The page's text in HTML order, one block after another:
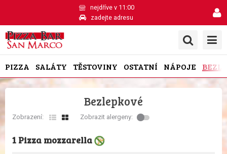
nejdříve v 11:00
zadejte adresu
PIZZA SALÁTY TĚSTOVINY OSTATNÍ NÁPOJE
Bezlepkové
Zobrazení: Zobrazit alergeny:
1 Pizza mozzarella